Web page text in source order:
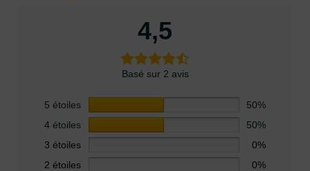
4,5
Basé sur 2 avis
5 étoiles
50%
4 étoiles
50%
3 étoiles
0%
2 étoiles
0%